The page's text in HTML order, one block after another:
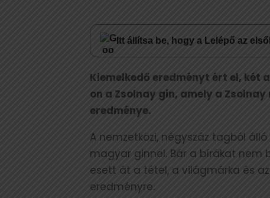
Itt állítsa be, hogy a Lelépő az
Kiemelkedő eredményt ért el,
on a Zsolnay gin, amely a
eredménye.
A nemzetközi, négyszáz tagból
magyar ginnel. Bár a bírákat nem
esett át a tétel, a világmárka és
eredményre.